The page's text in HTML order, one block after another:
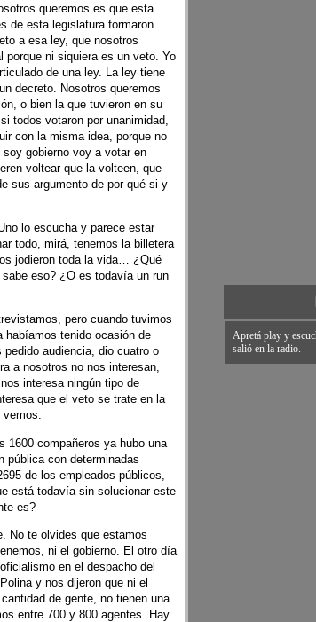
queremos es que esta
de esta legislatura formaron
a esa ley, que nosotros
ni siquiera es un veto. Yo
de una ley. La ley tiene
decreto. Nosotros queremos
o bien la que tuvieron en su
todos votaron por unanimidad,
con la misma idea, porque no
gobierno voy a votar en
voltear que la volteen, que
sus argumento de por qué si y
lo escucha y parece estar
todo, mirá, tenemos la billetera
jodieron toda la vida… ¿Qué
eso? ¿O es todavía un run
pero cuando tuvimos
habíamos tenido ocasión de
audiencia, dio cuatro o
a nosotros no nos interesan,
interesa ningún tipo de
que el veto se trate en la
vemos.
1600 compañeros ya hubo una
pública con determinadas
de los empleados públicos,
está todavía sin solucionar este
es?
No te olvides que estamos
ni el gobierno. El otro día
en el despacho del
y nos dijeron que ni el
de gente, no tienen una
entre 700 y 800 agentes. Hay
Apretá play y
salió en la radio.